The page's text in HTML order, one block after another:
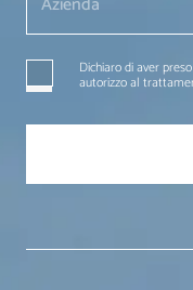
Dichiaro di aver
autorizzo al